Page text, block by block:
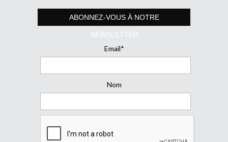
ABONNEZ-VOUS À NOTRE
NEWSLETTER
Email*
Nom